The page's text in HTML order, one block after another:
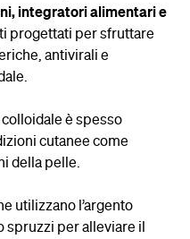
integratori alimentari e
progettati per sfruttare
antivirali e
colloidale è spesso
cutanee come
della pelle.
utilizzano l’argento
spruzzi per alleviare il